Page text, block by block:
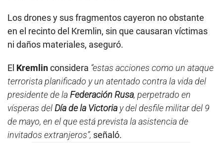
Los drones y sus fragmentos cayeron no obstante
en el recinto del Kremlin, sin que causaran víctimas
ni daños materiales, aseguró.
El Kremlinconsidera “estas acciones como un ataque
terrorista planificado y un atentado contra la vida del
presidente de laFederación Rusa, perpetrado en
vísperas delDía de la Victoria y del desfile militar del 9
de mayo, en el que está prevista la asistencia de
invitados extranjeros”, señaló.